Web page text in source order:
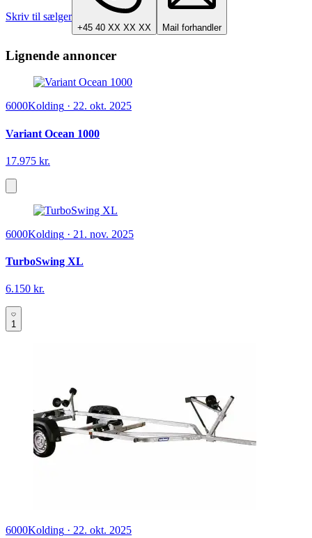
Skriv til sælger
+45 40 XX XX XX Mail forhandler
Lignende annoncer
6000Kolding · 22. okt. 2025
Variant Ocean 1000
17.975 kr.
6000Kolding · 21. nov. 2025
TurboSwing XL
6.150 kr.
1
6000Kolding · 22. okt. 2025